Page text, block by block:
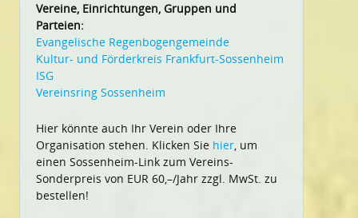
Vereine, Einrichtungen, Gruppen und
Parteien:
Evangelische Regenbogengemeinde
Kultur- und Förderkreis Frankfurt-Sossenheim
ISG
Vereinsring Sossenheim
Hier könnte auch Ihr Verein oder Ihre
Organisation stehen. Klicken Sie hier, um
einen Sossenheim-Link zum Vereins-
Sonderpreis von EUR 60,–/Jahr zzgl. MwSt. zu
bestellen!